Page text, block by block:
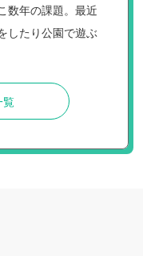
数年の課題。最近
したり公園で遊ぶ
覧